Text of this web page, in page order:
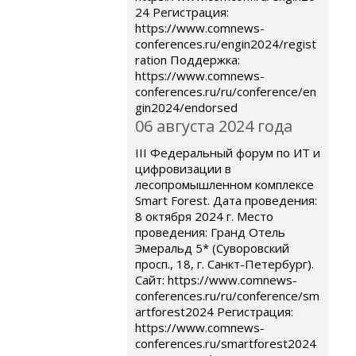
24 Регистрация:
https://www.comnews-
conferences.ru/engin2024/regist
ration Поддержка:
https://www.comnews-
conferences.ru/ru/conference/en
gin2024/endorsed
06 августа 2024 года
III Федеральный форум по ИТ и
цифровизации в
лесопромышленном комплексе
Smart Forest. Дата проведения:
8 октября 2024 г. Место
проведения: Гранд Отель
Эмеральд 5* (Суворовский
просп., 18, г. Санкт-Петербург).
Сайт: https://www.comnews-
conferences.ru/ru/conference/sm
artforest2024 Регистрация:
https://www.comnews-
conferences.ru/smartforest2024